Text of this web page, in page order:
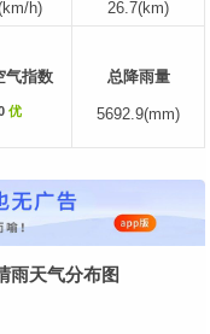
h) 26.7(km)
气指数
优
总降雨量
5692.9(mm)
雨天气分布图